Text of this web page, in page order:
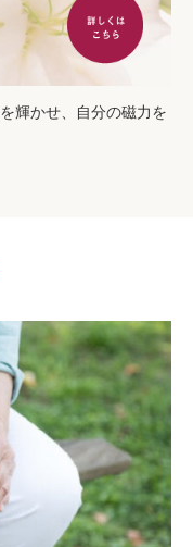
輝かせ、自分の磁力を